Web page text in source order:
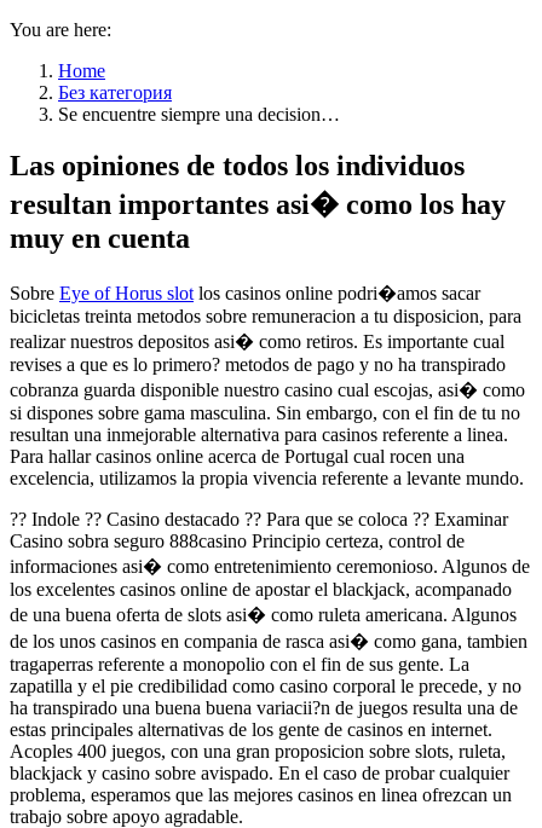
You are here:
Home
Без категория
Se encuentre siempre una decision…
Las opiniones de todos los individuos
resultan importantes asi� como los hay
muy en cuenta
Sobre Eye of Horus slot los casinos online podri�amos sacar
bicicletas treinta metodos sobre remuneracion a tu disposicion, para
realizar nuestros depositos asi� como retiros. Es importante cual
revises a que es lo primero? metodos de pago y no ha transpirado
cobranza guarda disponible nuestro casino cual escojas, asi� como
si dispones sobre gama masculina. Sin embargo, con el fin de tu no
resultan una inmejorable alternativa para casinos referente a linea.
Para hallar casinos online acerca de Portugal cual rocen una
excelencia, utilizamos la propia vivencia referente a levante mundo.
?? Indole ?? Casino destacado ?? Para que se coloca ?? Examinar
Casino sobra seguro 888casino Principio certeza, control de
informaciones asi� como entretenimiento ceremonioso. Algunos de
los excelentes casinos online de apostar el blackjack, acompanado
de una buena oferta de slots asi� como ruleta americana. Algunos
de los unos casinos en compania de rasca asi� como gana, tambien
tragaperras referente a monopolio con el fin de sus gente. La
zapatilla y el pie credibilidad como casino corporal le precede, y no
ha transpirado una buena buena variacii?n de juegos resulta una de
estas principales alternativas de los gente de casinos en internet.
Acoples 400 juegos, con una gran proposicion sobre slots, ruleta,
blackjack y casino sobre avispado. En el caso de probar cualquier
problema, esperamos que las mejores casinos en linea ofrezcan un
trabajo sobre apoyo agradable.